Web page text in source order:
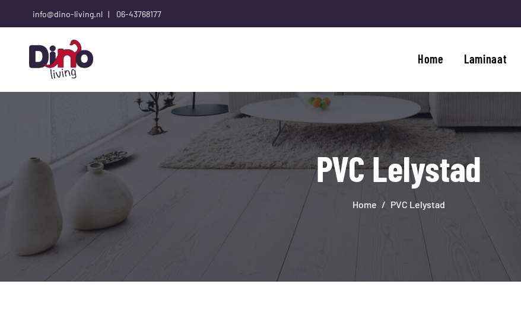
info@dino-living.nl | 06-43768177
Home Laminaat
TRAPRENOVATIE
TAPIJT
OVERIGE PRODUCTEN
DIENSTEN
CONTACT
PVC Lelystad
Home PVC Lelystad